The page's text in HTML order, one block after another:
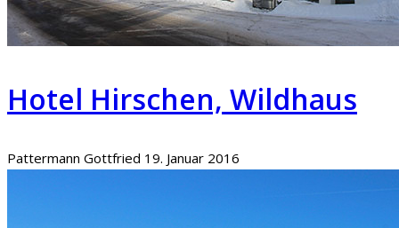
Hotel Hirschen, Wildhaus
Pattermann Gottfried 19. Januar 2016